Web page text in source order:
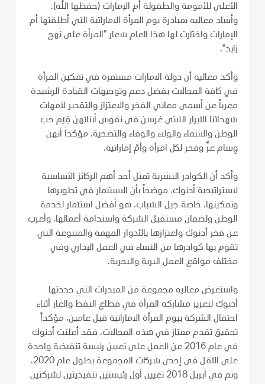
الأعلى للأمومة والطفولة أم الإمارات (حفظها الله).
وأشاد معاليه بمبادرة يوم المرأة الاماراتية التي أطلقتها أم
الإمارات واختارت لها هذا العام شعار "المرأة على نهج
زايد".
وأكد معاليه أن دولة الامارات مستمرة في تمكين المرأة
في كافة المجالات بفضل دعم وتوجيهات القيادة الرشيدة
معرباً عن أسمى معاني الفخر والاعتزاز والتقدير لأمهات
شهدائنا الأبرار اللاتي غرسن في نفوس أبنائهن قِيَم حب
الوطن والانتماء والولاء والوفاء والتضحية، مؤكداً أنهن
وِسام عزٍّ وفخر لكل امرأة وأمّ إماراتية.
وأكد أن الكوادر البشرية تمثل أحد أهم الركائز الأساسية
لاستراتيجية أدنوك، موضحاً بأن الاستثمار في تطويرها
وتمكينها، خاصة جيل الشباب، هو أفضل استثمار لخدمة
الوطن ولضمان مستقبل الشركة واستدامة أعمالها. وأعرب
عن فخر أدنوك واعتزازها بالأدوار المهمة والمتنوعة التي
تقوم بها كوادرها من النساء في العمل الإداري وفي
مختلف مواقع العمل البرية والبحرية.
واستعرض معاليه مجموعة من المبدرات التي حددتها
أدنوك لتعزيز مشاركة المرأة في قطاع النفط والغاز أثناء
احتفال الشركة بيوم المرأة الاماراتية قبل عامين، مؤكداً
تحقيق تقدم ممتاز في هذه المجالات، فقد أعلنت أدنوك
في عام 2016 عن العمل على تعيين رئيسة تنفيذية واحدة
على الأقل في إحدى شركات المجموعة بحلول عام 2020،
وتم في أبريل 2018 تعيين أول رئيستين تنفيذيتين لشركتين